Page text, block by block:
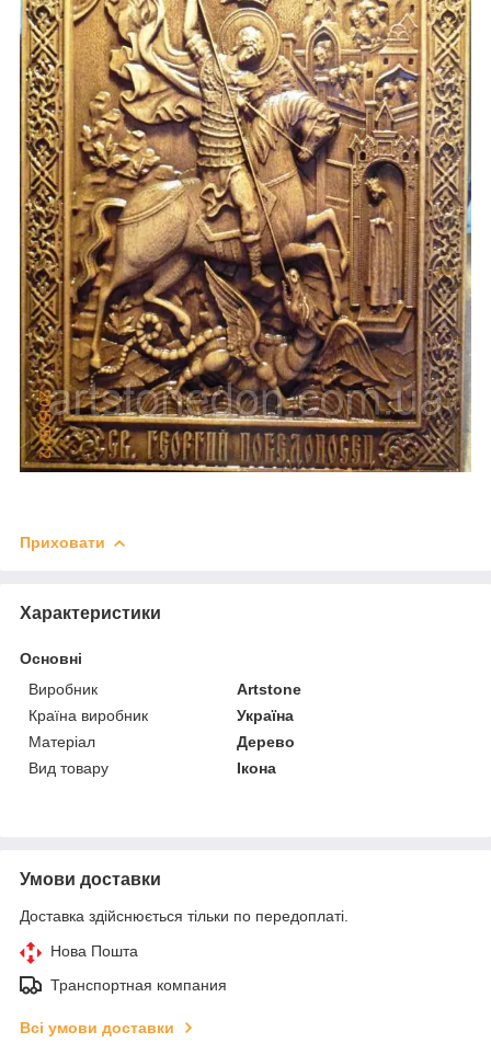
Приховати
Характеристики
Основні
Виробник
Artstone
Країна виробник
Україна
Матеріал
Дерево
Вид товару
Ікона
Умови доставки
Доставка здійснюється тільки по передоплаті.
Нова Пошта
Транспортная компания
Всі умови доставки